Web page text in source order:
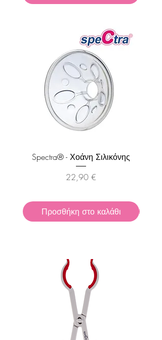
Spectra® - Χοάνη Σιλικόνης
Τιμή
22,90 €
Προσθήκη στο καλάθι